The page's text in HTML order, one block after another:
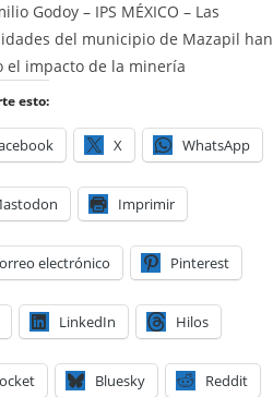
Godoy – IPS MÉXICO – Las
del municipio de Mazapil han
el impacto de la minería
esto:
X WhatsApp
Imprimir
electrónico Pinterest
LinkedIn Hilos
Bluesky Reddit